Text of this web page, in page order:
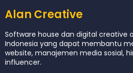
Alan Creative
Software house dan digital creative
Indonesia yang dapat membantu
website, manajemen media sosial,
influencer.